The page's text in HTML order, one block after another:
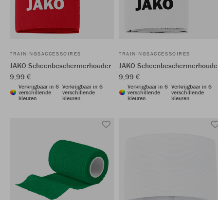
TRAININGSACCESSOIRES
JAKO Scheenbeschermerhouder
9,99 €
Verkrijgbaar in 6
verschillende
kleuren
Verkrijgbaar in 6
verschillende
kleuren
TRAININGSACCESSOIRES
JAKO
9,99 €
Verkrijgbaar in 6
verschillende
kleuren
Verkrijgbaar in 6
verschillende
kleuren